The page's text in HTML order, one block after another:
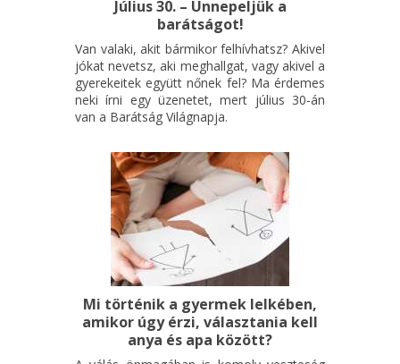
Július 30. – Ünnepeljük a
barátságot!
Van valaki, akit bármikor felhívhatsz? Akivel
jókat nevetsz, aki meghallgat, vagy akivel a
gyerekeitek együtt nőnek fel? Ma érdemes
neki írni egy üzenetet, mert július 30-án
van a Barátság Világnapja.
Mi történik a gyermek lelkében,
amikor úgy érzi, választania kell
anya és apa között?